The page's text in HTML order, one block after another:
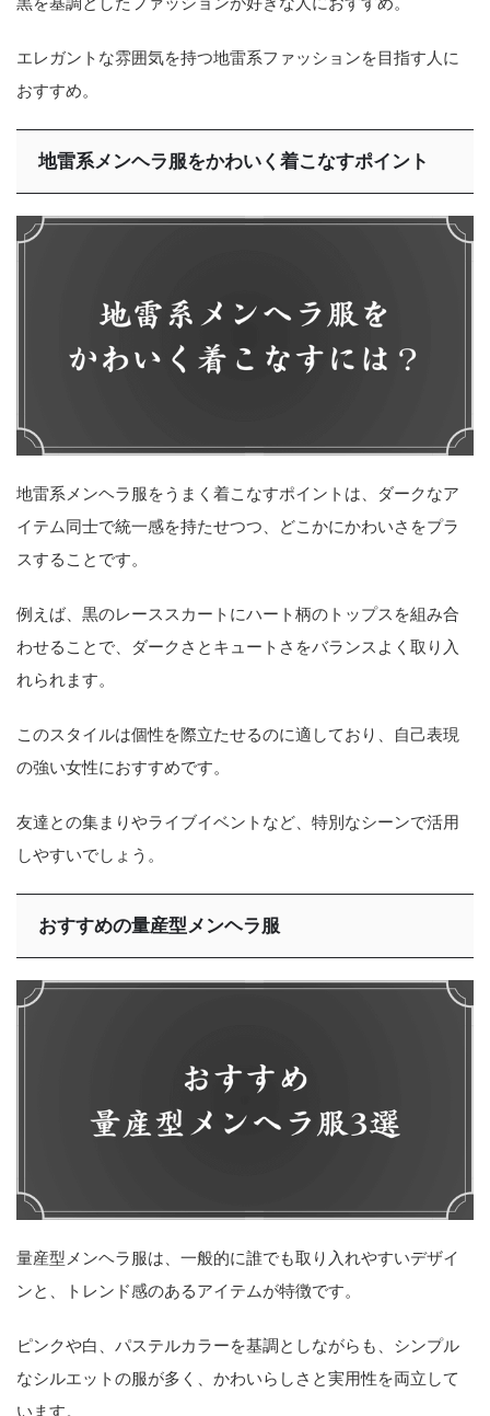
エレガントな雰囲気を持つ地雷系ファッションを目指す人に
おすすめ。
地雷系メンヘラ服をかわいく着こなすポイント
地雷系メンヘラ服をうまく着こなすポイントは、ダークなア
イテム同士で統一感を持たせつつ、どこかにかわいさをプラ
スすることです。
例えば、黒のレーススカートにハート柄のトップスを組み合
わせることで、ダークさとキュートさをバランスよく取り入
れられます。
このスタイルは個性を際立たせるのに適しており、自己表現
の強い女性におすすめです。
友達との集まりやライブイベントなど、特別なシーンで活用
しやすいでしょう。
おすすめの量産型メンヘラ服
量産型メンヘラ服は、一般的に誰でも取り入れやすいデザイ
ンと、トレンド感のあるアイテムが特徴です。
ピンクや白、パステルカラーを基調としながらも、シンプル
なシルエットの服が多く、かわいらしさと実用性を両立して
います。